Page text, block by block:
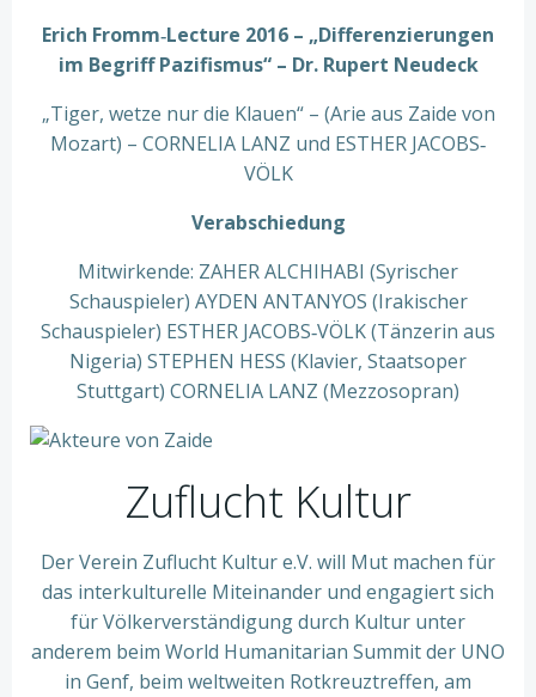
Erich Fromm‐Lecture 2016 – „Differenzierungen
im Begriff Pazifismus“ – Dr. Rupert Neudeck
„Tiger, wetze nur die Klauen“ – (Arie aus Zaide von
Mozart) – CORNELIA LANZ und ESTHER JACOBS‐
VÖLK
Verabschiedung
Mitwirkende: ZAHER ALCHIHABI (Syrischer
Schauspieler) AYDEN ANTANYOS (Irakischer
Schauspieler) ESTHER JACOBS‐VÖLK (Tänzerin aus
Nigeria) STEPHEN HESS (Klavier, Staatsoper
Stuttgart) CORNELIA LANZ (Mezzosopran)
Zuflucht Kultur
Der Verein Zuflucht Kultur e.V. will Mut machen für
das interkulturelle Miteinander und engagiert sich
für Völkerverständigung durch Kultur unter
anderem beim World Humanitarian Summit der UNO
in Genf, beim weltweiten Rotkreuztreffen, am